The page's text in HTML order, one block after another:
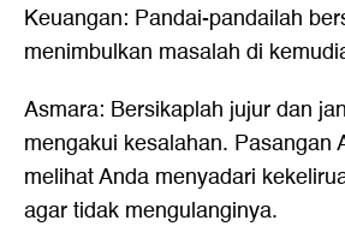
Keuangan: Pandai-pandailah
menimbulkan masalah di
Asmara: Bersikaplah jujur dan
mengakui kesalahan. Pasangan
melihat Anda menyadari
agar tidak mengulanginya.